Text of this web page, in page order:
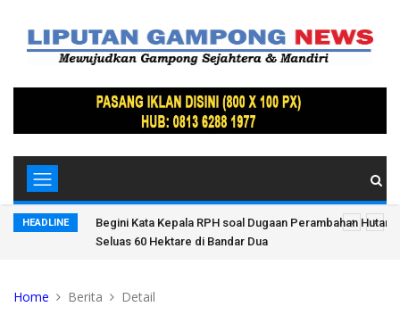
HEADLINE
Merah
Begini Kata Kepala RPH soal Dugaan Perambahan Hutan
Seluas 60 Hektare di Bandar Dua
Home Berita Detail